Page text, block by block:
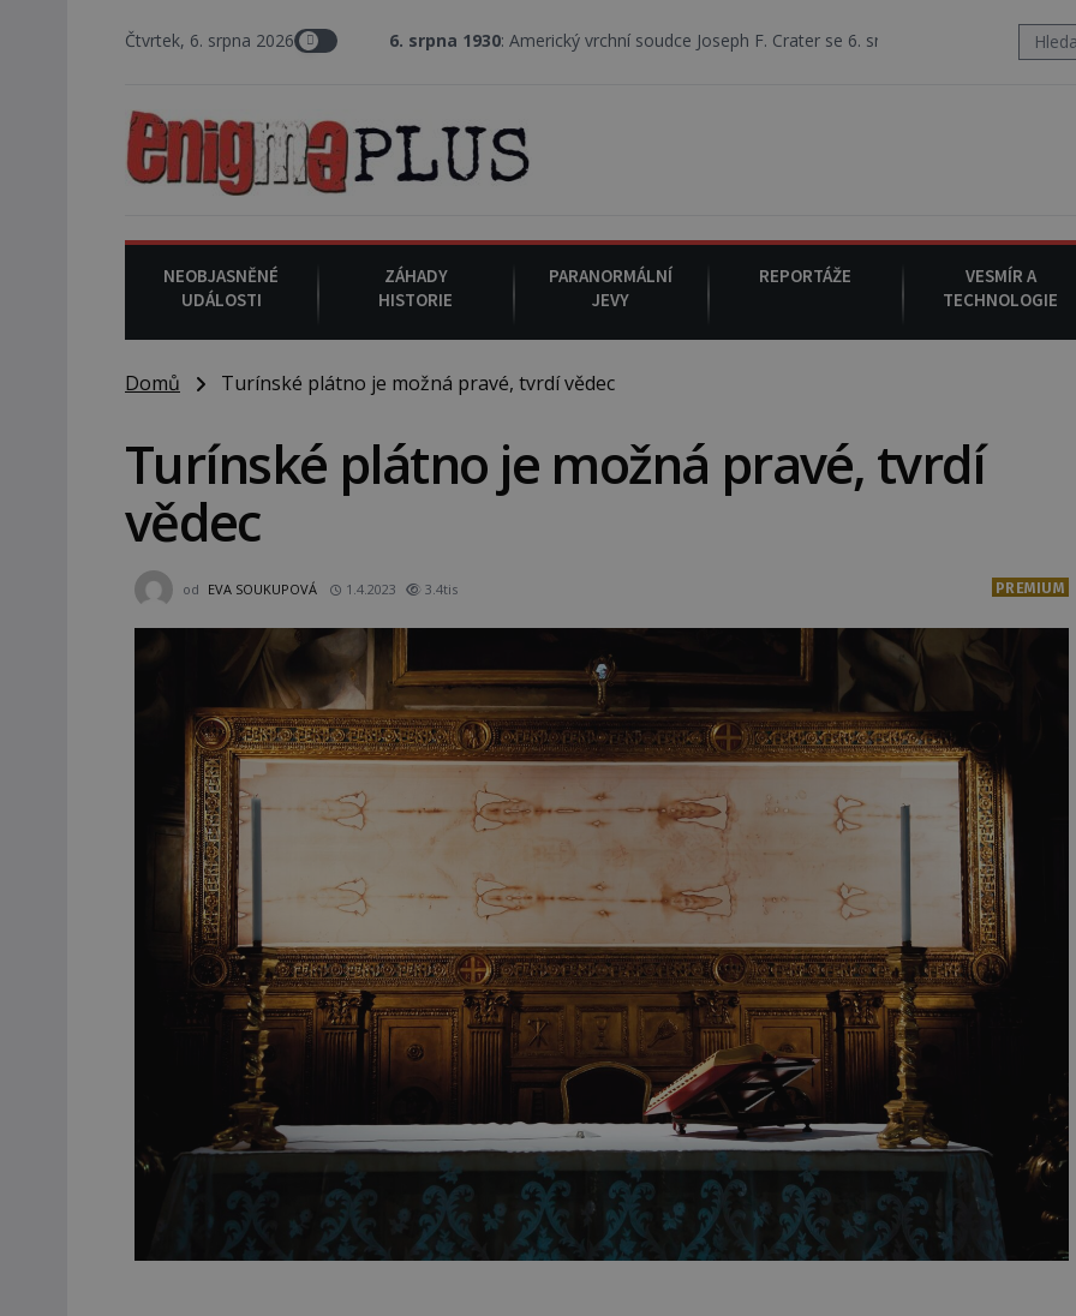
Čtvrtek, 6. srpna 20266. srpna 1930 : Americký vrchní soudce Joseph F. Crater se 6. srpna 1930 navečeří ve své oblíbené
NEOBJASNĚNÉ
UDÁLOSTI
ZÁHADY
HISTORIE
PARANORMÁLNÍ
JEVY
REPORTÁŽE
VESMÍR A
TECHNOLOGIE
Domů Turínské plátno je možná pravé, tvrdí vědec
Turínské plátno je možná pravé, tvrdí
vědec
od EVA SOUKUPOVÁ 1.4.2023 3.4tis PREMIUM